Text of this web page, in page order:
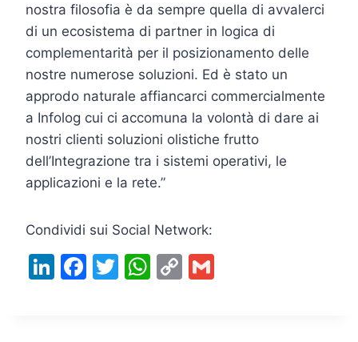
nostra filosofia è da sempre quella di avvalerci
di un ecosistema di partner in logica di
complementarità per il posizionamento delle
nostre numerose soluzioni. Ed è stato un
approdo naturale affiancarci commercialmente
a Infolog cui ci accomuna la volontà di dare ai
nostri clienti soluzioni olistiche frutto
dell’Integrazione tra i sistemi operativi, le
applicazioni e la rete.”
Condividi sui Social Network:
Li F
T
W C